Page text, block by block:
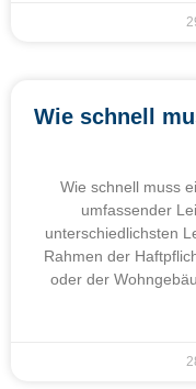
Wie schnell
Wie schnell muss
umfassender
unterschiedlichsten
Rahmen der
oder der